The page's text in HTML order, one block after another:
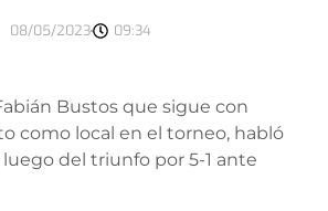
08/05/2023 09:34
Bustos que sigue con
como local en el torneo, habló
del triunfo por 5-1 ante